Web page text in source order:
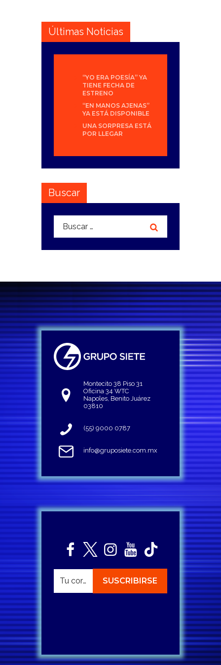
Últimas Noticias
“YO ERA POESÍA” YA
TIENE FECHA DE
ESTRENO
“EN MANOS AJENAS”
YA ESTÁ DISPONIBLE
UNA SORPRESA ESTÁ
POR LLEGAR
Buscar
Buscar:
Montecito 38 Piso 31
Oficina 34 WTC
Napoles, Benito Juárez
03810
(55) 9000 0787
info@gruposiete.com.mx